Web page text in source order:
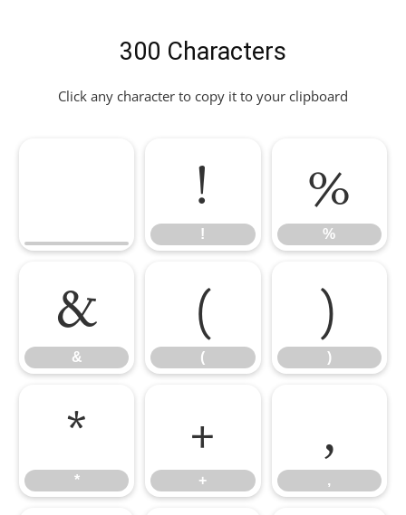
300 Characters
Click any character to copy it to your clipboard
!
!
%
%
&
&
(
(
)
)
*
*
+
+
,
,